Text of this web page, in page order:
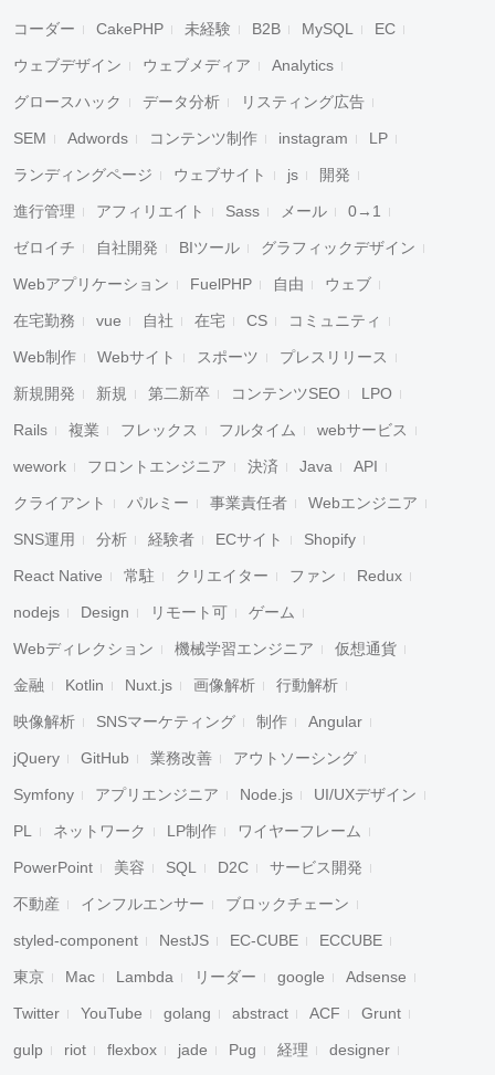
コーダー CakePHP 未経験 B2B MySQL EC
ウェブデザイン ウェブメディア Analytics
グロースハック データ分析 リスティング広告
SEM Adwords コンテンツ制作 instagram LP
ランディングページ ウェブサイト js 開発
進行管理 アフィリエイト Sass メール 0→1
ゼロイチ 自社開発 BIツール グラフィックデザイン
Webアプリケーション FuelPHP 自由 ウェブ
在宅勤務 vue 自社 在宅 CS コミュニティ
Web制作 Webサイト スポーツ プレスリリース
新規開発 新規 第二新卒 コンテンツSEO LPO
Rails 複業 フレックス フルタイム webサービス
wework フロントエンジニア 決済 Java API
クライアント パルミー 事業責任者 Webエンジニア
SNS運用 分析 経験者 ECサイト Shopify
React Native 常駐 クリエイター ファン Redux
nodejs Design リモート可 ゲーム
Webディレクション 機械学習エンジニア 仮想通貨
金融 Kotlin Nuxt.js 画像解析 行動解析
映像解析 SNSマーケティング 制作 Angular
jQuery GitHub 業務改善 アウトソーシング
Symfony アプリエンジニア Node.js UI/UXデザイン
PL ネットワーク LP制作 ワイヤーフレーム
PowerPoint 美容 SQL D2C サービス開発
不動産 インフルエンサー ブロックチェーン
styled-component NestJS EC-CUBE ECCUBE
東京 Mac Lambda リーダー google Adsense
Twitter YouTube golang abstract ACF Grunt
gulp riot flexbox jade Pug 経理 designer